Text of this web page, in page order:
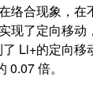
络合现象，
了定向移
Li+的定向
0.07 倍。